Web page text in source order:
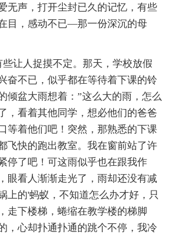
声，打开尘封已久的记忆，有些
目，感动不已—那一份深沉的母
让人捉摸不定。那天，学校放假
奋不已，似乎都在等待着下课的铃
倾盆大雨想着：”这么大的雨，怎么
，看着其他同学，想必他们的爸爸
等着他们吧！突然，那熟悉的下课
飞快的跑出教室。我在窗前站了许
停了吧！可这雨似乎也在跟我作
眼看人渐渐走光了，雨却还没有减
上的'蚂蚁，不知道怎么办才好，只
走下楼梯，蜷缩在教学楼的梯脚
，心却扑通扑通的跳个不停，我冷